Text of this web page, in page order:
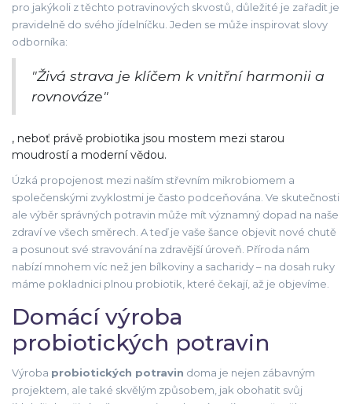
pro jakýkoli z těchto potravinových skvostů, důležité je zařadit je
pravidelně do svého jídelníčku. Jeden se může inspirovat slovy
odborníka:
"Živá strava je klíčem k vnitřní harmonii a
rovnováze"
, neboť právě probiotika jsou mostem mezi starou
moudrostí a moderní vědou.
Úzká propojenost mezi naším střevním mikrobiomem a
společenskými zvyklostmi je často podceňována. Ve skutečnosti
ale výběr správných potravin může mít významný dopad na naše
zdraví ve všech směrech. A teď je vaše šance objevit nové chutě
a posunout své stravování na zdravější úroveň. Příroda nám
nabízí mnohem víc než jen bílkoviny a sacharidy – na dosah ruky
máme pokladnici plnou probiotik, které čekají, až je objevíme.
Domácí výroba
probiotických potravin
Výroba probiotických potravin doma je nejen zábavným
projektem, ale také skvělým způsobem, jak obohatit svůj